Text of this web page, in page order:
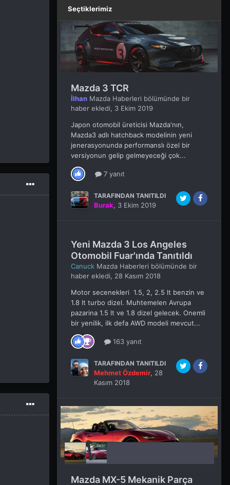
Seçtiklerimiz
Mazda 3 TCR
İlhan Mazda Haberleri bölümünde bir
haber ekledi, 3 Ekim 2019
Japon otomobil üreticisi Mazda'nın,
Mazda3 adlı hatchback modelinin yeni
jenerasyonunda performanslı özel bir
versiyonun gelip gelmeyeceği çok...
7 yanıt
TARAFINDAN TANITILDI
Burak, 3 Ekim 2019
Yeni Mazda 3 Los Angeles
Otomobil Fuar'ında Tanıtıldı
Canuck Mazda Haberleri bölümünde bir
haber ekledi, 28 Kasım 2018
Motor secenekleri 1.5, 2, 2.5 lt benzin ve
1.8 lt turbo dizel. Muhtemelen Avrupa
pazarina 1.5 lt ve 1.8 dizel gelecek. Onemli
bir yenilik, ilk defa AWD modeli mevcut...
163 yanıt
TARAFINDAN TANITILDI
Mehmet Özdemir, 28
Kasım 2018
Mazda MX-5 Mekanik Parça